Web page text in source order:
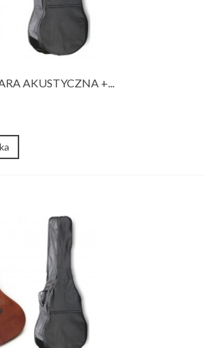
AKUSTYCZNA +...